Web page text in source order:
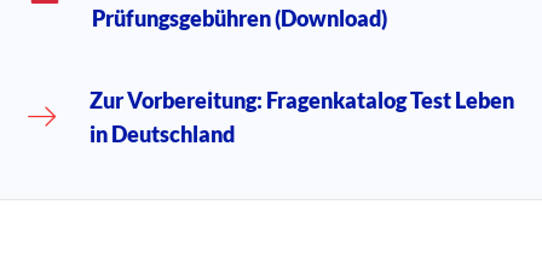
Prüfungsgebühren (Download)
Zur Vorbereitung: Fragenkatalog Test Leben
in Deutschland